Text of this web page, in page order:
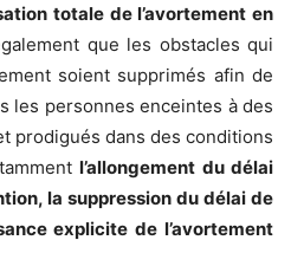
totale de l’avortement en
que les obstacles qui
soient supprimés afin de
les personnes enceintes à des
prodigués dans des conditions
l’allongement du délai
la suppression du délai de
explicite de l’avortement